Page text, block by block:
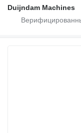
Duijndam Machines